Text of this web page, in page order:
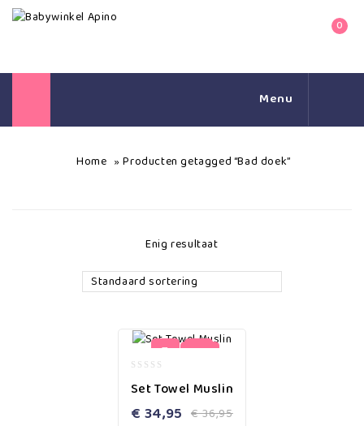
0
Menu
Home »Producten getagged “Bad doek”
Enig resultaat
Standaard sortering
-5%
out
5
Set Towel Muslin
€36,95
€ 34,95